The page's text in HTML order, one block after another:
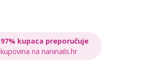
97% kupaca preporučuje
kupovina na naninails.hr